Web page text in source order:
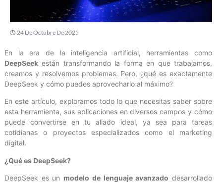
24 De Octubre De 2025
En la era de la inteligencia artificial, herramientas como
DeepSeek están transformando la forma en que trabajamos,
creamos y resolvemos problemas. Pero, ¿qué es exactamente
DeepSeek y cómo puedes aprovecharlo al máximo?
En este artículo, exploramos todo lo que necesitas saber sobre
esta herramienta, sus aplicaciones en diversos campos y cómo
puede convertirse en tu aliado ideal, ya sea para tareas
cotidianas o proyectos especializados como el marketing
digital.
¿Qué es DeepSeek?
DeepSeek es un modelo de lenguaje avanzado desarrollado